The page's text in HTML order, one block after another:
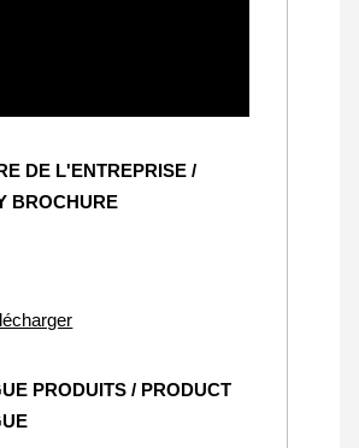
DE L'ENTREPRISE /
BROCHURE
PRODUITS / PRODUCT